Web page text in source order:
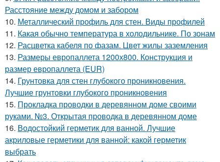
Расстояние между домом и забором
10. Металлический профиль для стен. Виды профилей
11. Какая обычно температура в холодильнике. По зонам
12. Расцветка кабеля по фазам. Цвет жилы заземления
13. Размеры европаллета 1200х800. Конструкция и
размер европаллета (EUR)
14. Грунтовка для стен глубокого проникновения.
Лучшие грунтовки глубокого проникновения
15. Прокладка проводки в деревянном доме своими
руками. №3. Открытая проводка в деревянном доме
16. Водостойкий герметик для ванной. Лучшие
акриловые герметики для ванной: какой герметик
выбрать